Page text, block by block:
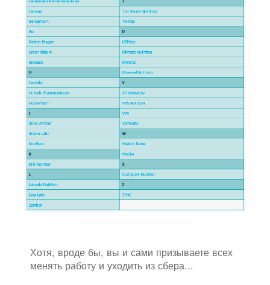
Хотя, вроде бы, вы и сами призываете всех
менять работу и уходить из сбера...